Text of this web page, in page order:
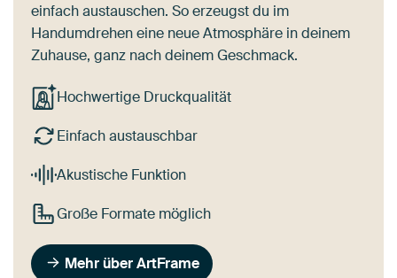
einfach austauschen. So erzeugst du im
Handumdrehen eine neue Atmosphäre in deinem
Zuhause, ganz nach deinem Geschmack.
Hochwertige Druckqualität
Einfach austauschbar
Akustische Funktion
Große Formate möglich
Mehr über ArtFrame